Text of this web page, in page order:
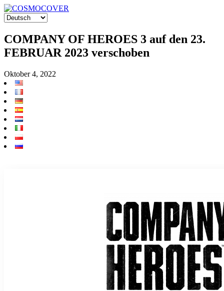
COMPANY OF HEROES 3 auf den 23.
FEBRUAR 2023 verschoben
Oktober 4, 2022